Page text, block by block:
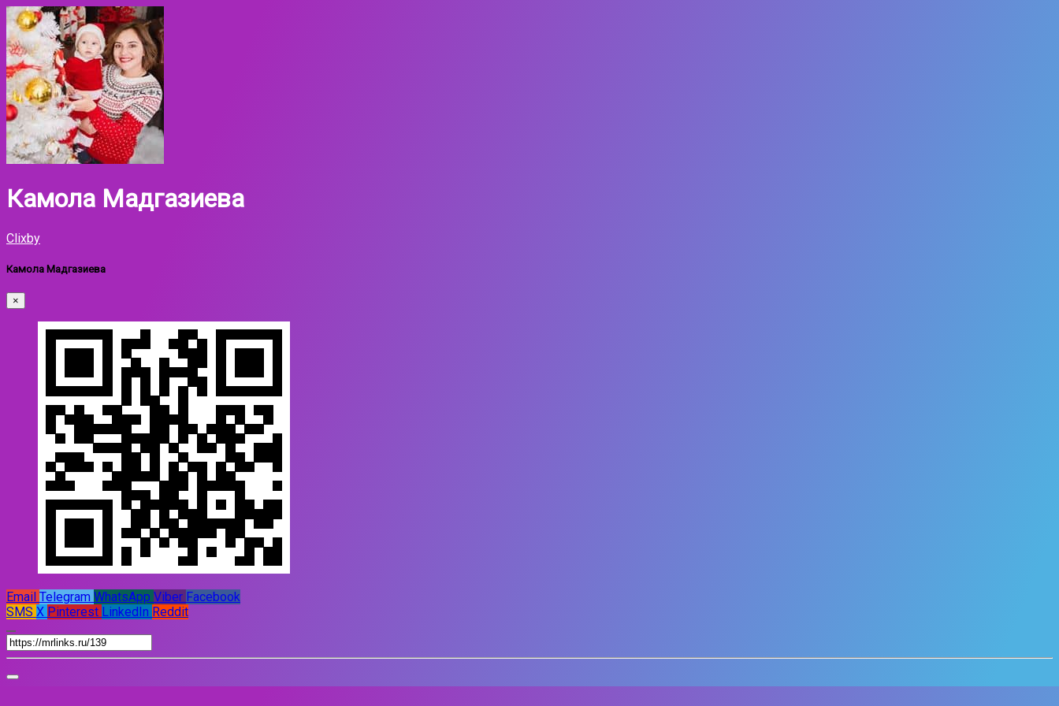
Камола Мадгазиева
Clixby
Камола Мадгазиева
×
Email Telegram WhatsApp Viber Facebook
SMS X Pinterest LinkedIn Reddit